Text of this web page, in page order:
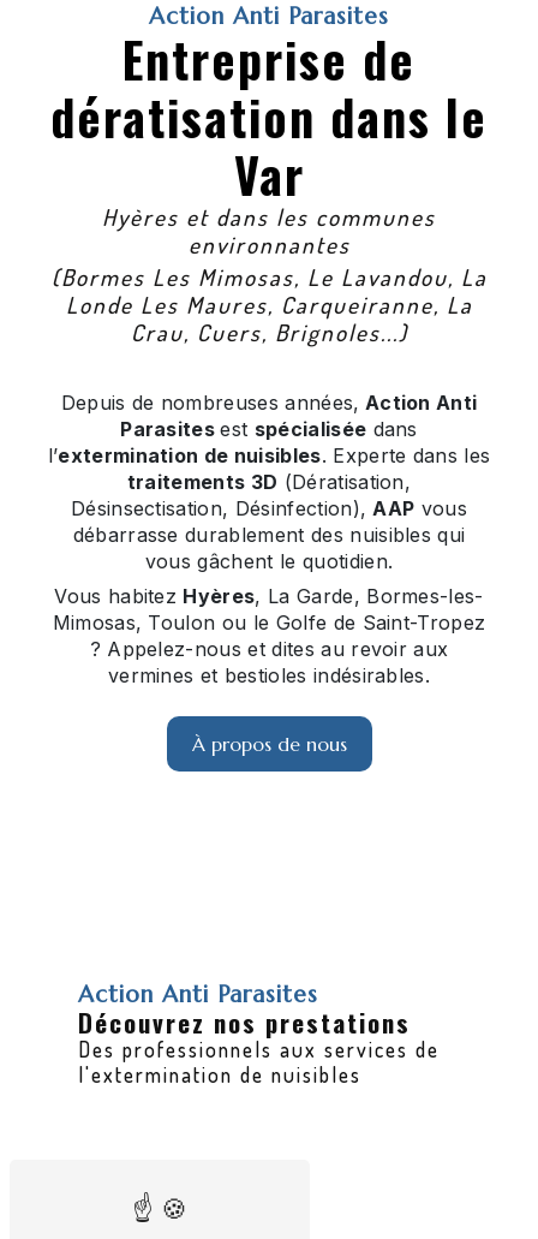
Action Anti Parasites
Entreprise de
dératisation dans le
Var
Hyères et dans les communes
environnantes
(Bormes Les Mimosas, Le Lavandou, La
Londe Les Maures, Carqueiranne, La
Crau, Cuers, Brignoles...)
Depuis de nombreuses années, Action Anti
Parasitesest spécialisée dans
l’extermination de nuisibles. Experte dans les
traitements 3D (Dératisation,
Désinsectisation, Désinfection), AAP vous
débarrasse durablement des nuisibles qui
vous gâchent le quotidien.
Vous habitez Hyères, La Garde, Bormes-les-
Mimosas, Toulon ou le Golfe de Saint-Tropez
? Appelez-nous et dites au revoir aux
vermines et bestioles indésirables.
À propos de nous
Action Anti Parasites
Découvrez nos prestations
Des professionnels aux services de
l'extermination de nuisibles